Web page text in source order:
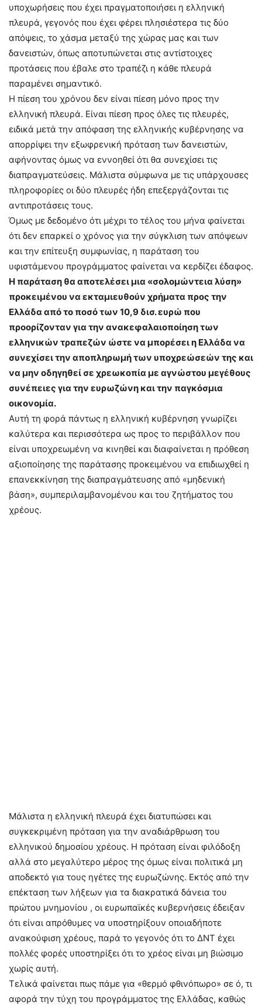
υποχωρήσεις που έχει πραγματοποιήσει η ελληνική
πλευρά, γεγονός που έχει φέρει πλησιέστερα τις δύο
απόψεις, το χάσμα μεταξύ της χώρας μας και των
δανειστών, όπως αποτυπώνεται στις αντίστοιχες
προτάσεις που έβαλε στο τραπέζι η κάθε πλευρά
παραμένει σημαντικό.
Η πίεση του χρόνου δεν είναι πίεση μόνο προς την
ελληνική πλευρά. Είναι πίεση προς όλες τις πλευρές,
ειδικά μετά την απόφαση της ελληνικής κυβέρνησης να
απορρίψει την εξωφρενική πρόταση των δανειστών,
αφήνοντας όμως να εννοηθεί ότι θα συνεχίσει τις
διαπραγματεύσεις. Μάλιστα σύμφωνα με τις υπάρχουσες
πληροφορίες οι δύο πλευρές ήδη επεξεργάζονται τις
αντιπροτάσεις τους.
Όμως με δεδομένο ότι μέχρι το τέλος του μήνα φαίνεται
ότι δεν επαρκεί ο χρόνος για την σύγκλιση των απόψεων
και την επίτευξη συμφωνίας, η παράταση του
υφιστάμενου προγράμματος φαίνεται να κερδίζει έδαφος.
Η παράταση θα αποτελέσει μια «σολομώντεια λύση»
προκειμένου να εκταμιευθούν χρήματα προς την
Ελλάδα από το ποσό των 10,9 δισ. ευρώ που
προορίζονταν για την ανακεφαλαιοποίηση των
ελληνικών τραπεζών ώστε να μπορέσει η Ελλάδα να
συνεχίσει την αποπληρωμή των υποχρεώσεών της και
να μην οδηγηθεί σε χρεωκοπία με αγνώστου μεγέθους
συνέπειες για την ευρωζώνη και την παγκόσμια
οικονομία.
Αυτή τη φορά πάντως η ελληνική κυβέρνηση γνωρίζει
καλύτερα και περισσότερα ως προς το περιβάλλον που
είναι υποχρεωμένη να κινηθεί και διαφαίνεται η πρόθεση
αξιοποίησης της παράτασης προκειμένου να επιδιωχθεί η
επανεκκίνηση της διαπραγμάτευσης από «μηδενική
βάση», συμπεριλαμβανομένου και του ζητήματος του
χρέους.
Μάλιστα η ελληνική πλευρά έχει διατυπώσει και
συγκεκριμένη πρόταση για την αναδιάρθρωση του
ελληνικού δημοσίου χρέους. Η πρόταση είναι φιλόδοξη
αλλά στο μεγαλύτερο μέρος της όμως είναι πολιτικά μη
αποδεκτό για τους ηγέτες της ευρωζώνης. Εκτός από την
επέκταση των λήξεων για τα διακρατικά δάνεια του
πρώτου μνημονίου , οι ευρωπαϊκές κυβερνήσεις έδειξαν
ότι είναι απρόθυμες να υποστηρίξουν οποιαδήποτε
ανακούφιση χρέους, παρά το γεγονός ότι το ΔΝΤ έχει
πολλές φορές υποστηρίξει ότι το χρέος είναι μη βιώσιμο
χωρίς αυτή.
Τελικά φαίνεται πως πάμε για «θερμό φθινόπωρο» σε ό, τι
αφορά την τύχη του προγράμματος της Ελλάδας, καθώς